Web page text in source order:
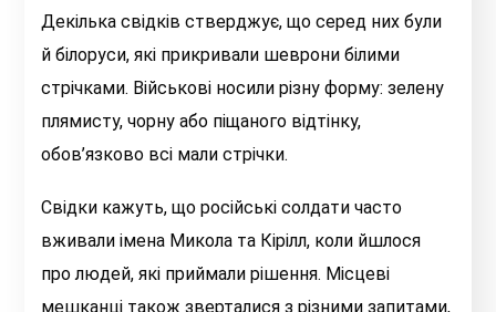
Декілька свідків стверджує, що серед них були
й білоруси, які прикривали шеврони білими
стрічками. Військові носили різну форму: зелену
плямисту, чорну або піщаного відтінку,
обов’язково всі мали стрічки.
Свідки кажуть, що російські солдати часто
вживали імена Микола та Кірілл, коли йшлося
про людей, які приймали рішення. Місцеві
мешканці також зверталися з різними запитами,